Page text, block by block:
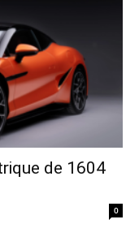
de 1604
0